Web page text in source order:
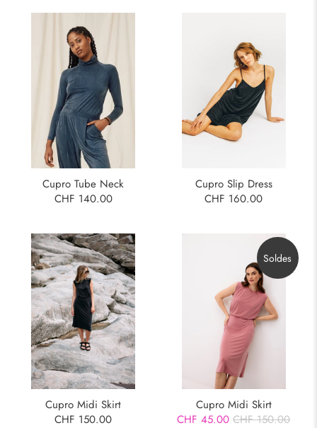
Cupro Tube Neck
CHF 140.00
Cupro Slip Dress
CHF 160.00
Cupro Midi Skirt
CHF 150.00
Soldes
Cupro Midi Skirt
CHF 45.00 CHF 150.00